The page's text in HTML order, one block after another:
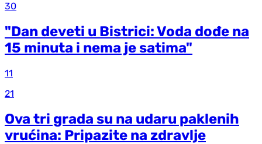
30
"Dan deveti u Bistrici: Voda dođe na
15 minuta i nema je satima"
11
21
Ova tri grada su na udaru paklenih
vrućina: Pripazite na zdravlje